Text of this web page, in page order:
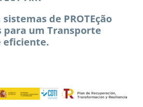
de PROTEção
para um Transporte
eficiente.